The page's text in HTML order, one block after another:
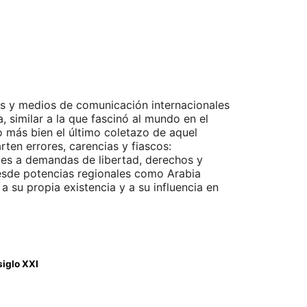
y medios de comunicación internacionales
similar a la que fascinó al mundo en el
más bien el último coletazo de aquel
errores, carencias y fiascos:
a demandas de libertad, derechos y
potencias regionales como Arabia
su propia existencia y a su influencia en
XXI